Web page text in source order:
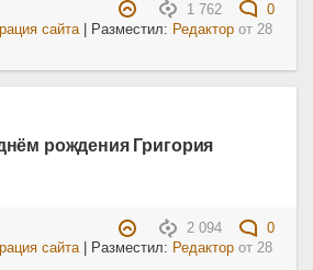
1 762
0
сайта| Разместил: Редактор от28
рождения Григория
2 094
0
сайта| Разместил: Редактор от28